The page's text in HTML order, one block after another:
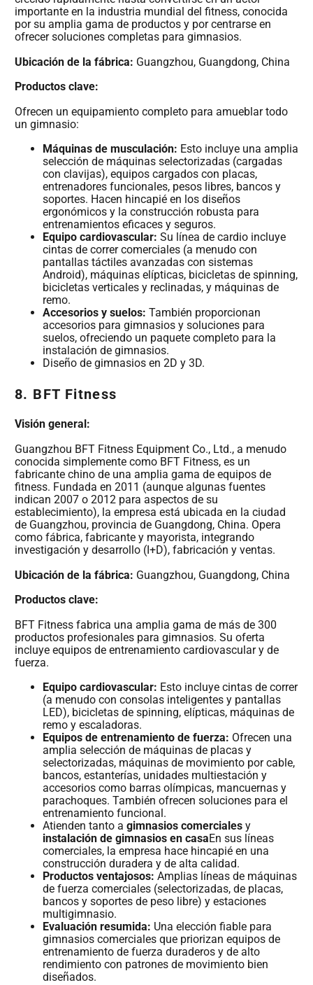
importante en la industria mundial del fitness, conocida
por su amplia gama de productos y por centrarse en
ofrecer soluciones completas para gimnasios.
Ubicación de la fábrica: Guangzhou, Guangdong, China
Productos clave:
Ofrecen un equipamiento completo para amueblar todo
un gimnasio:
Máquinas de musculación: Esto incluye una amplia
selección de máquinas selectorizadas (cargadas
con clavijas), equipos cargados con placas,
entrenadores funcionales, pesos libres, bancos y
soportes. Hacen hincapié en los diseños
ergonómicos y la construcción robusta para
entrenamientos eficaces y seguros.
Equipo cardiovascular: Su línea de cardio incluye
cintas de correr comerciales (a menudo con
pantallas táctiles avanzadas con sistemas
Android), máquinas elípticas, bicicletas de spinning,
bicicletas verticales y reclinadas, y máquinas de
remo.
Accesorios y suelos: También proporcionan
accesorios para gimnasios y soluciones para
suelos, ofreciendo un paquete completo para la
instalación de gimnasios.
Diseño de gimnasios en 2D y 3D.
8. BFT Fitness
Visión general:
Guangzhou BFT Fitness Equipment Co., Ltd., a menudo
conocida simplemente como BFT Fitness, es un
fabricante chino de una amplia gama de equipos de
fitness. Fundada en 2011 (aunque algunas fuentes
indican 2007 o 2012 para aspectos de su
establecimiento), la empresa está ubicada en la ciudad
de Guangzhou, provincia de Guangdong, China. Opera
como fábrica, fabricante y mayorista, integrando
investigación y desarrollo (I+D), fabricación y ventas.
Ubicación de la fábrica: Guangzhou, Guangdong, China
Productos clave:
BFT Fitness fabrica una amplia gama de más de 300
productos profesionales para gimnasios. Su oferta
incluye equipos de entrenamiento cardiovascular y de
fuerza.
Equipo cardiovascular: Esto incluye cintas de correr
(a menudo con consolas inteligentes y pantallas
LED), bicicletas de spinning, elípticas, máquinas de
remo y escaladoras.
Equipos de entrenamiento de fuerza: Ofrecen una
amplia selección de máquinas de placas y
selectorizadas, máquinas de movimiento por cable,
bancos, estanterías, unidades multiestación y
accesorios como barras olímpicas, mancuernas y
parachoques. También ofrecen soluciones para el
entrenamiento funcional.
Atienden tanto a gimnasios comerciales y
instalación de gimnasios en casaEn sus líneas
comerciales, la empresa hace hincapié en una
construcción duradera y de alta calidad.
Productos ventajosos: Amplias líneas de máquinas
de fuerza comerciales (selectorizadas, de placas,
bancos y soportes de peso libre) y estaciones
multigimnasio.
Evaluación resumida: Una elección fiable para
gimnasios comerciales que priorizan equipos de
entrenamiento de fuerza duraderos y de alto
rendimiento con patrones de movimiento bien
diseñados.